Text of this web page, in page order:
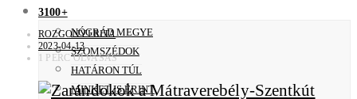
3100+
NÓGRÁD MEGYE
SZOMSZÉDOK
HATÁRON TÚL
MINKET IS ÉRINT
ROZGONYI RITA
2023-04-13
1 PERC OLVASÁS